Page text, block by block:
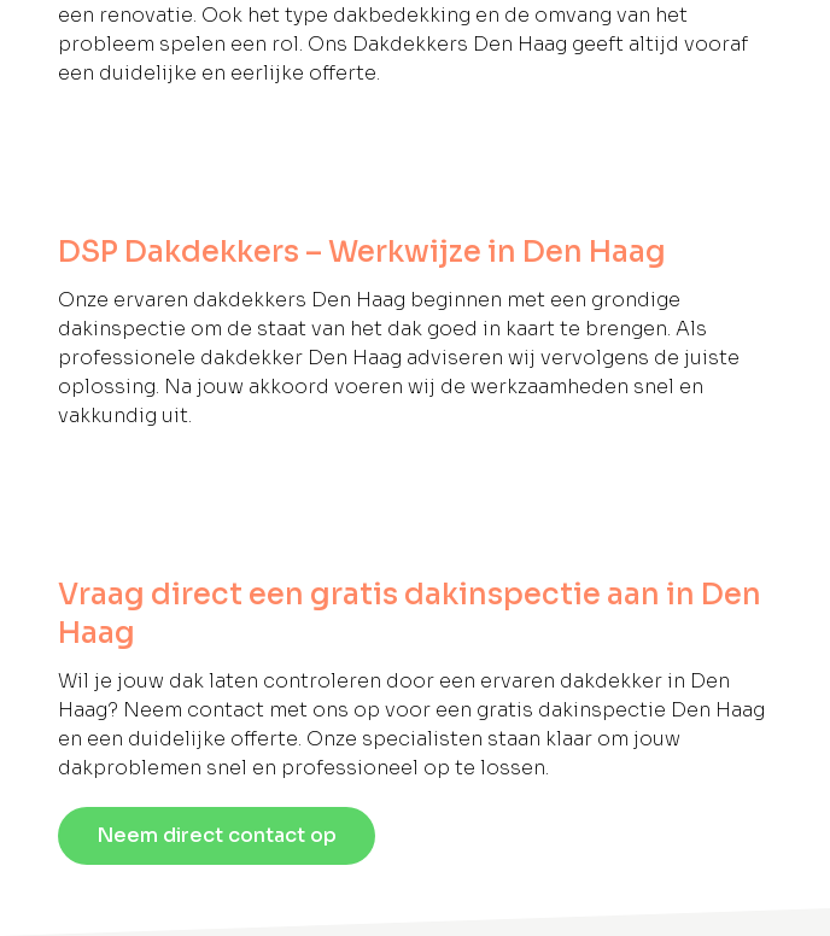
een renovatie. Ook het type dakbedekking en de omvang van het
probleem spelen een rol. Ons Dakdekkers Den Haag geeft altijd vooraf
een duidelijke en eerlijke offerte.
DSP Dakdekkers – Werkwijze in Den Haag
Onze ervaren dakdekkers Den Haag beginnen met een grondige
dakinspectie om de staat van het dak goed in kaart te brengen. Als
professionele dakdekker Den Haag adviseren wij vervolgens de juiste
oplossing. Na jouw akkoord voeren wij de werkzaamheden snel en
vakkundig uit.
Vraag direct een gratis dakinspectie aan in Den
Haag
Wil je jouw dak laten controleren door een ervaren dakdekker in Den
Haag? Neem contact met ons op voor een gratis dakinspectie Den Haag
en een duidelijke offerte. Onze specialisten staan klaar om jouw
dakproblemen snel en professioneel op te lossen.
Neem direct contact op